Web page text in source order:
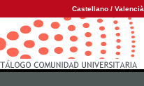
Castellano / Valencià